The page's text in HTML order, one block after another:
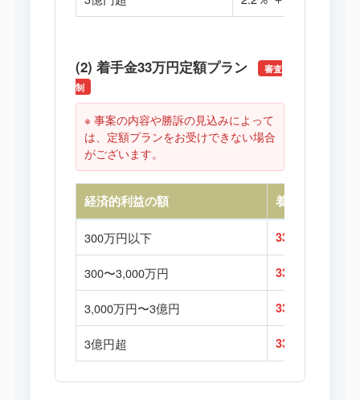
(2) 着手金33万円定額プラン
審査
制
※ 事案の内容や勝訴の見込みによって
は、定額プランをお受けできない場合
がございます。
経済的利益の額 着手金
300万円以下 33万円
300〜3,000万円 33万円
3,000万円〜3億円 33万円
3億円超 33万円